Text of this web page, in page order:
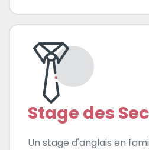
Stage des
Un stage d'anglais en